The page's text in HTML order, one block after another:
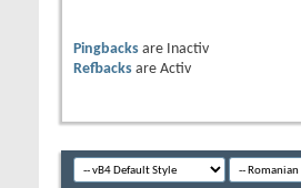
Pingbacks are
Inactiv
Refbacks are Activ